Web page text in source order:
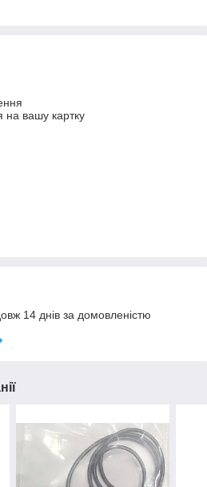
на вашу картку
14 днів за домовленістю